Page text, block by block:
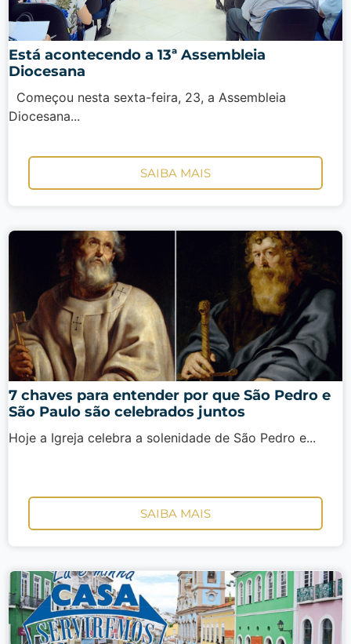
Está acontecendo a 13ª Assembleia
Diocesana
Começou nesta sexta-feira, 23, a Assembleia
Diocesana...
SAIBA MAIS
7 chaves para entender por que São Pedro e
São Paulo são celebrados juntos
Hoje a Igreja celebra a solenidade de São Pedro e...
SAIBA MAIS